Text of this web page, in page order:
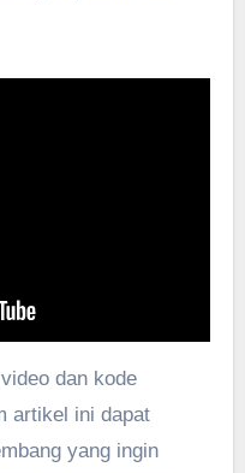
dan kode
artikel ini dapat
yang ingin